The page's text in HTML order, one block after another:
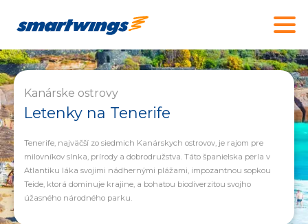
Kanárske ostrovy
Letenky na Tenerife
Tenerife, najväčší zo siedmich Kanárskych ostrovov, je rajom pre
milovníkov slnka, prírody a dobrodružstva. Táto španielska perla v
Atlantiku láka svojimi nádhernými plážami, impozantnou sopkou
Teide, ktorá dominuje krajine, a bohatou biodiverzitou svojho
úžasného národného parku.